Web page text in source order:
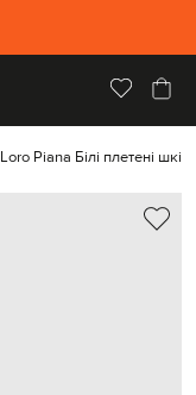
Loro Piana Білі плетені